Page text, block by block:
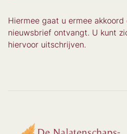
Hiermee gaat u ermee
nieuwsbrief ontvangt. U kunt
hiervoor uitschrijven.